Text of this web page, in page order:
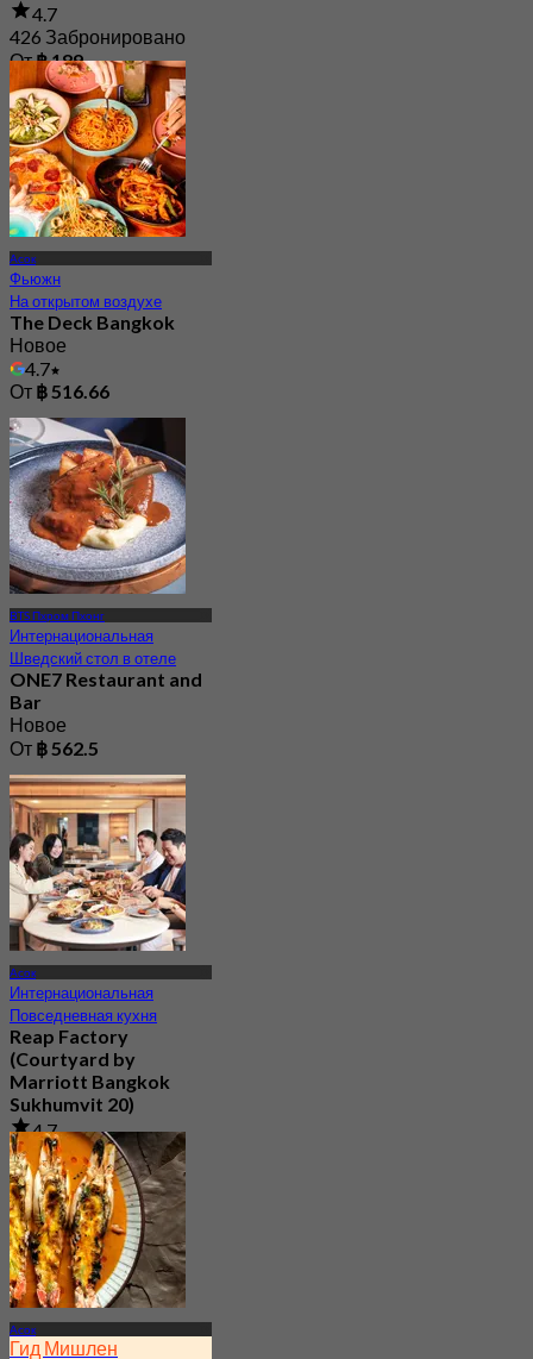
4.7
426 Забронировано
От฿ 189
Асок
Фьюжн
На открытом воздухе
The Deck Bangkok
Новое
4.7
От ฿ 516.66
BTS Пхром Пхонг
Интернациональная
Шведский стол в отеле
ONE7 Restaurant and
Bar
Новое
От ฿ 562.5
Асок
Интернациональная
Повседневная кухня
Reap Factory
(Courtyard by
Marriott Bangkok
Sukhumvit 20)
4.7
299 Забронировано
От฿ 400
Асок
Гид Мишлен